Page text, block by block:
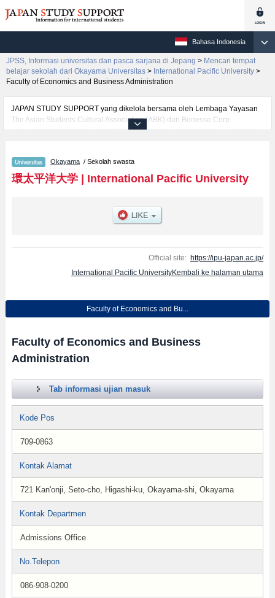
Bahasa Indonesia
JPSS, Informasi universitas dan pasca sarjana di Jepang > Mencari tempat
belajar sekolah dari Okayama Universitas > International Pacific University >
Faculty of Economics and Business Administration
JAPAN STUDY SUPPORT yang dikelola bersama oleh Lembaga Yayasan
The Asian Students Cultural Association (ABK) dan Benesse Corp.
menyediakan informasi sekitar 1300 universitas, pascasarjana, universitas
mencakup informasi per fakultas seperti Fakultas Faculty of Economics and
Business Administration, serta berbagai informasi yang berguna bagi
mahasiswa(i) mancanegara seperti kuota untuk jumlah pendaftar dan
mengenai ujian masuk, prasarana kampus, akses jalan, dan lainnya.
Okayama / Sekolah swasta
環太平洋大学| International Pacific University
Official site: https://ipu-japan.ac.jp/
International Pacific UniversityKembali ke halaman utama
Faculty of Economics and Bu...
Faculty of Economics and Business
Administration
Tab informasi ujian masuk
Kode Pos
709-0863
Kontak Alamat
721 Kan'onji, Seto-cho, Higashi-ku, Okayama-shi, Okayama
Kontak Departmen
Admissions Office
No.Telepon
086-908-0200